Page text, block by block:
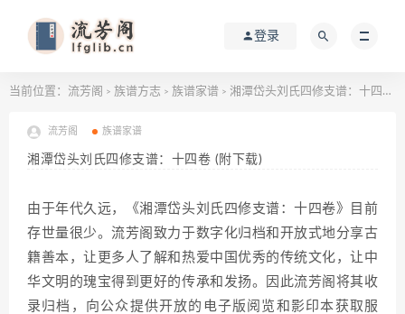
登录
当前位置： 流芳阁 > 族谱方志 > 族谱家谱 > 湘潭岱头刘氏四修支谱：十四卷 (附下载)
流芳阁 族谱家谱
湘潭岱头刘氏四修支谱：十四卷 (附下载)
由于年代久远，《湘潭岱头刘氏四修支谱：十四卷》目前
存世量很少。流芳阁致力于数字化归档和开放式地分享古
籍善本，让更多人了解和热爱中国优秀的传统文化，让中
华文明的瑰宝得到更好的传承和发扬。因此流芳阁将其收
录归档，向公众提供开放的电子版阅览和影印本获取服